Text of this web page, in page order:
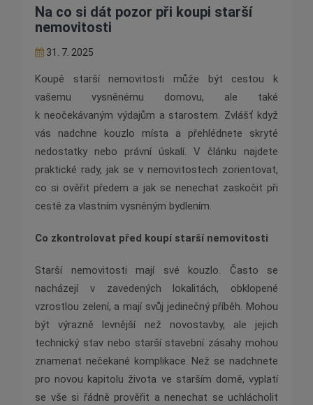
Na co si dát pozor při koupi starší
nemovitosti
31. 7. 2025
Koupě starší nemovitosti může být cestou k
vašemu vysněnému domovu, ale také
k neočekávaným výdajům a starostem. Zvlášť když
vás nadchne kouzlo místa a přehlédnete skryté
nedostatky nebo právní úskalí. V článku najdete
praktické rady, jak se v nemovitostech zorientovat,
co si ověřit předem a jak se nenechat zaskočit při
cestě za vlastním vysněným bydlením.
Co zkontrolovat před koupí starší nemovitosti
Starší nemovitosti mají své kouzlo. Často se
nacházejí v zavedených lokalitách, obklopené
vzrostlou zelení, a mají svůj jedinečný příběh. Mohou
být výrazně levnější než novostavby, ale jejich
technický stav nebo starší stavební zásahy mohou
znamenat nečekané komplikace. Než se nadchnete
pro novou kapitolu života ve starším domě, vyplatí
se vše si řádně prověřit a nenechat se uchlácholit